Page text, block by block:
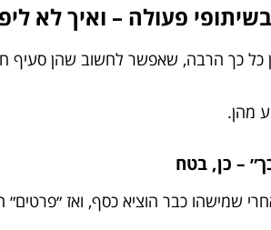
כל כך הרבה, שאפשר לחשוב שהן סעיף
מהן.
שמישהו כבר הוציא כסף, ואז ״פרטים״